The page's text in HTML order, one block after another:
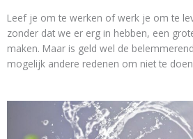
Leef je om te werken of werk je om te
zonder dat we er erg in hebben, een
maken. Maar is geld wel de
mogelijk andere redenen om niet te